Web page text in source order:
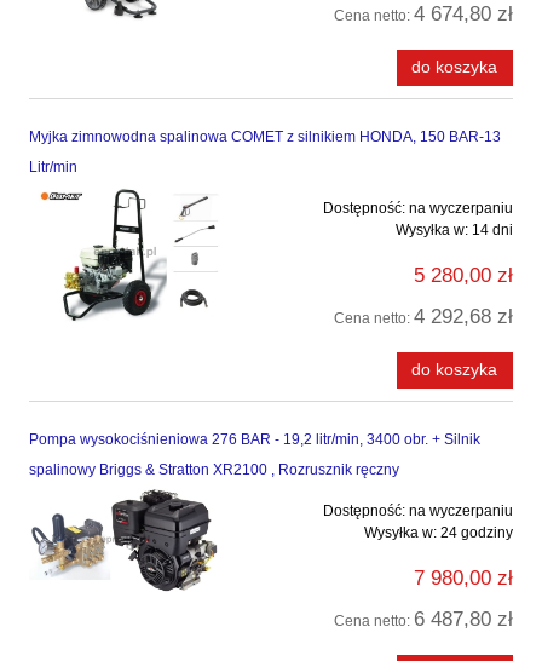
Cena netto: 4 674,80 zł
do koszyka
Myjka zimnowodna spalinowa COMET z silnikiem HONDA, 150 BAR-13
Litr/min
Dostępność: na wyczerpaniu
Wysyłka w: 14 dni
5 280,00 zł
Cena netto: 4 292,68 zł
do koszyka
Pompa wysokociśnieniowa 276 BAR - 19,2 litr/min, 3400 obr. + Silnik
spalinowy Briggs & Stratton XR2100 , Rozrusznik ręczny
Dostępność: na wyczerpaniu
Wysyłka w: 24 godziny
7 980,00 zł
Cena netto: 6 487,80 zł